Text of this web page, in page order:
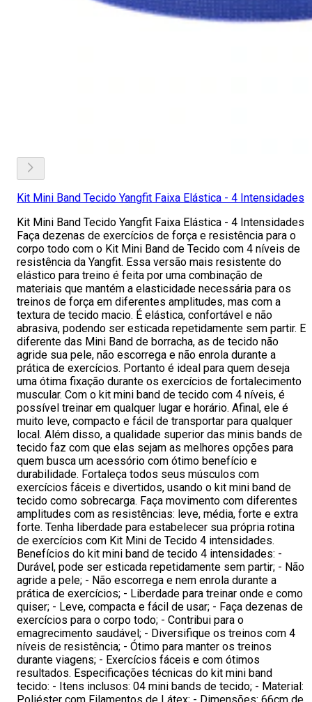
Kit Mini Band Tecido Yangfit Faixa Elástica - 4 Intensidades
Kit Mini Band Tecido Yangfit Faixa Elástica - 4 Intensidades
Faça dezenas de exercícios de força e resistência para o
corpo todo com o Kit Mini Band de Tecido com 4 níveis de
resistência da Yangfit. Essa versão mais resistente do
elástico para treino é feita por uma combinação de
materiais que mantém a elasticidade necessária para os
treinos de força em diferentes amplitudes, mas com a
textura de tecido macio. É elástica, confortável e não
abrasiva, podendo ser esticada repetidamente sem partir. E
diferente das Mini Band de borracha, as de tecido não
agride sua pele, não escorrega e não enrola durante a
prática de exercícios. Portanto é ideal para quem deseja
uma ótima fixação durante os exercícios de fortalecimento
muscular. Com o kit mini band de tecido com 4 níveis, é
possível treinar em qualquer lugar e horário. Afinal, ele é
muito leve, compacto e fácil de transportar para qualquer
local. Além disso, a qualidade superior das minis bands de
tecido faz com que elas sejam as melhores opções para
quem busca um acessório com ótimo benefício e
durabilidade. Fortaleça todos seus músculos com
exercícios fáceis e divertidos, usando o kit mini band de
tecido como sobrecarga. Faça movimento com diferentes
amplitudes com as resistências: leve, média, forte e extra
forte. Tenha liberdade para estabelecer sua própria rotina
de exercícios com Kit Mini de Tecido 4 intensidades.
Benefícios do kit mini band de tecido 4 intensidades: -
Durável, pode ser esticada repetidamente sem partir; - Não
agride a pele; - Não escorrega e nem enrola durante a
prática de exercícios; - Liberdade para treinar onde e como
quiser; - Leve, compacta e fácil de usar; - Faça dezenas de
exercícios para o corpo todo; - Contribui para o
emagrecimento saudável; - Diversifique os treinos com 4
níveis de resistência; - Ótimo para manter os treinos
durante viagens; - Exercícios fáceis e com ótimos
resultados. Especificações técnicas do kit mini band
tecido: - Itens inclusos: 04 mini bands de tecido; - Material: